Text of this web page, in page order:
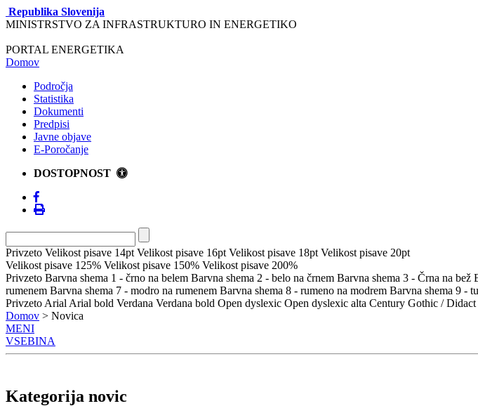
Republika Slovenija
MINISTRSTVO ZA INFRASTRUKTURO IN ENERGETIKO
PORTAL ENERGETIKA
Domov
Področja
Statistika
Dokumenti
Predpisi
Javne objave
E-Poročanje
DOSTOPNOST
Privzeto Velikost pisave 14pt Velikost pisave 16pt Velikost pisave 18pt Velikost pisave 20pt
Velikost pisave 125% Velikost pisave 150% Velikost pisave 200%
Privzeto Barvna shema 1 - črno na belem Barvna shema 2 - belo na črnem Barvna shema 3 - Črna na bež
rumenem Barvna shema 7 - modro na rumenem Barvna shema 8 - rumeno na modrem Barvna shema 9 -
Privzeto Arial Arial bold Verdana Verdana bold Open dyslexic Open dyslexic alta Century Gothic /
Domov > Novica
MENI
VSEBINA
Kategorija novic